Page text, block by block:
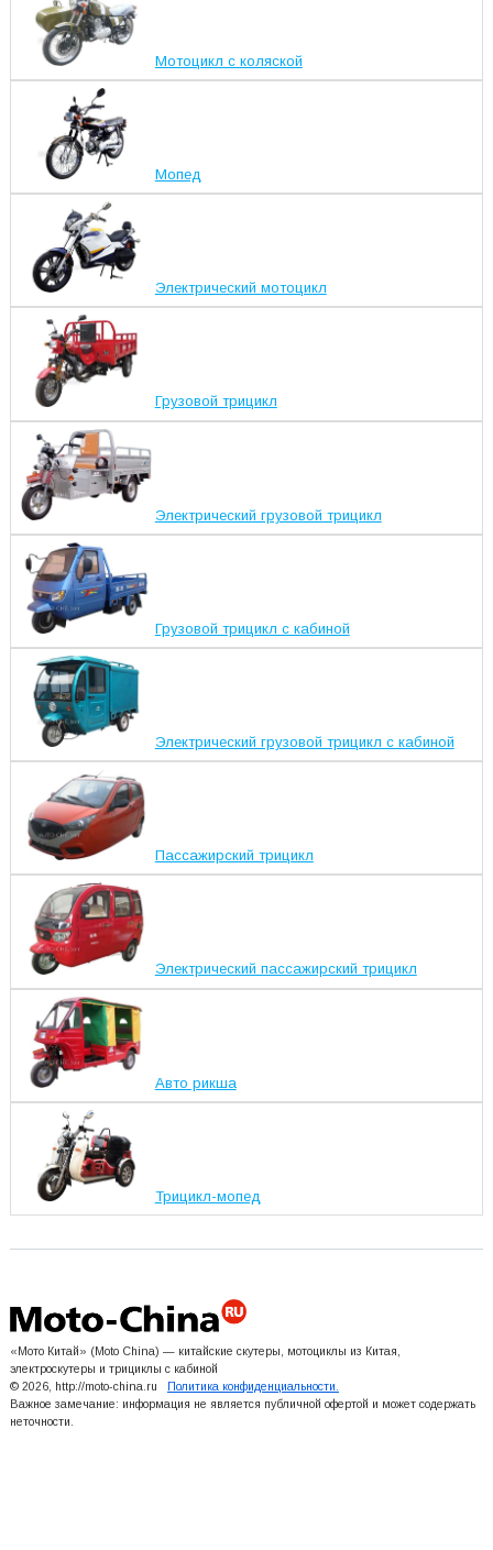
Мотоцикл с коляской
Мопед
Электрический мотоцикл
Грузовой трицикл
Электрический грузовой трицикл
Грузовой трицикл с кабиной
Электрический грузовой трицикл с кабиной
Пассажирский трицикл
Электрический пассажирский трицикл
Авто рикша
Трицикл-мопед
«Мото Китай» (Moto China) — китайские скутеры, мотоциклы из Китая,
электроскутеры и трициклы с кабиной
© 2026, http://moto-china.ru
Политика конфиденциальности.
Важное замечание: информация не является публичной офертой и может содержать
неточности.